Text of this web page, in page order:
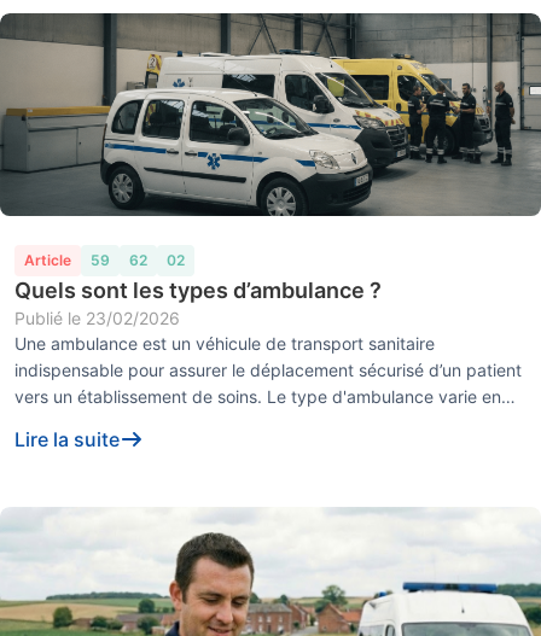
Article 59 62 02
Quels sont les types d’ambulance ?
Publié le 23/02/2026
Une ambulance est un véhicule de transport sanitaire
indispensable pour assurer le déplacement sécurisé d’un patient
vers un établissement de soins. Le type d'ambulance varie en
Lire la suite